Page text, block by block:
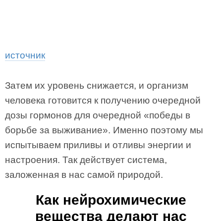
источник
Затем их уровень снижается, и организм
человека готовится к получению очередной
дозы гормонов для очередной «победы в
борьбе за выживание». Именно поэтому мы
испытываем приливы и отливы энергии и
настроения. Так действует система,
заложенная в нас самой природой.
Как нейрохимические
вещества делают нас